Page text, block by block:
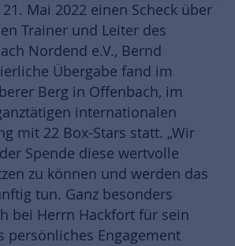
Mai 2022 einen Scheck über
Trainer und Leiter des
Nordend e.V., Bernd
Übergabe fand im
Berg in Offenbach, im
internationalen
mit 22 Box-Stars statt. „Wir
Spende diese wertvolle
zu können und werden das
tun. Ganz besonders
bei Herrn Hackfort für sein
persönliches Engagement